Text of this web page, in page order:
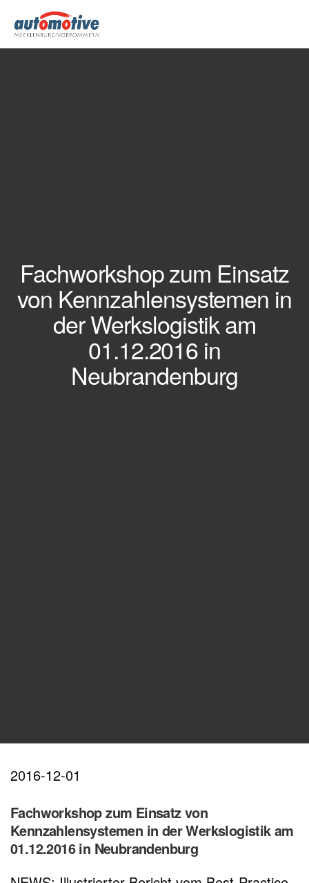
Fachworkshop zum Einsatz
von Kennzahlensystemen in
der Werkslogistik am
01.12.2016 in
Neubrandenburg
2016-12-01
Fachworkshop zum Einsatz von
Kennzahlensystemen in der Werkslogistik am
01.12.2016 in Neubrandenburg